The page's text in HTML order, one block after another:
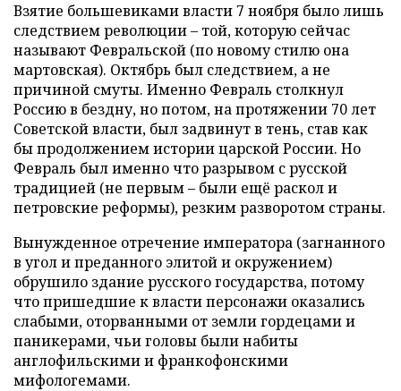
Взятие большевиками власти 7 ноября было лишь
следствием революции – той, которую сейчас
называют Февральской (по новому стилю она
мартовская). Октябрь был следствием, а не
причиной смуты. Именно Февраль столкнул
Россию в бездну, но потом, на протяжении 70 лет
Советской власти, был задвинут в тень, став как
бы продолжением истории царской России. Но
Февраль был именно что разрывом с русской
традицией (не первым – были ещё раскол и
петровские реформы), резким разворотом страны.
Вынужденное отречение императора (загнанного
в угол и преданного элитой и окружением)
обрушило здание русского государства, потому
что пришедшие к власти персонажи оказались
слабыми, оторванными от земли гордецами и
паникерами, чьи головы были набиты
англофильскими и франкофонскими
мифологемами.